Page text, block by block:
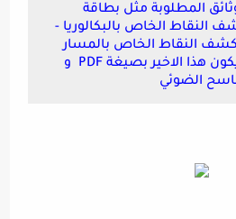
المطلوبة مثل بطاقة
النقاط الخاص بالبكالوريا -
كشف النقاط الخاص بالمسار
الدراسي - و يجب ان يكون هذا الاخير بصيغة PDF و
الضوئي